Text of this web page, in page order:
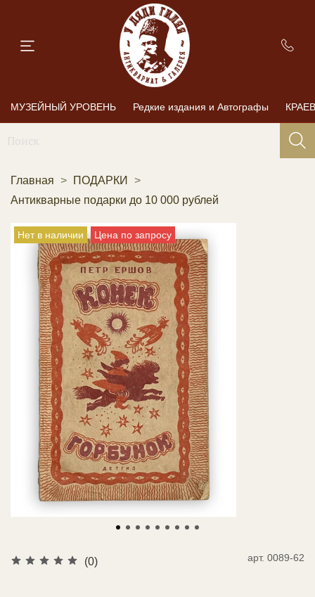
МУЗЕЙНЫЙ УРОВЕНЬ Редкие издания и Автографы
Главная
ПОДАРКИ
Антикварные подарки до 10 000 рублей
Нет в наличии Цена по запросу
(0) арт. 0089-62